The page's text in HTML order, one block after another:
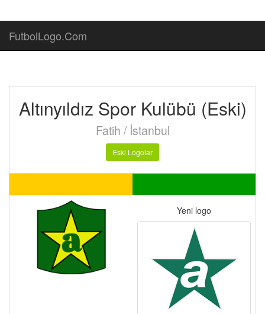
FutbolLogo.Com
Altınyıldız Spor Kulübü (Eski)
Fatih / İstanbul
Eski Logolar
Yeni logo